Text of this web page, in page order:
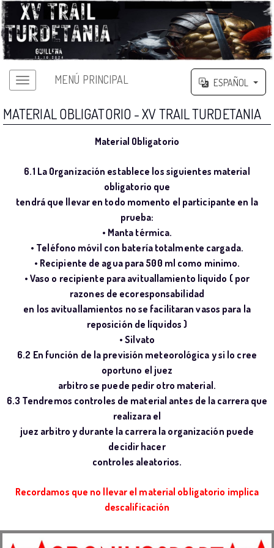
MENÚ PRINCIPAL ESPAÑOL
MATERIAL OBLIGATORIO - XV TRAIL TURDETANIA
Material Obligatorio
6.1 La Organización establece los siguientes material
obligatorio que
tendrá que llevar en todo momento el participante en la
prueba:
• Manta térmica.
• Teléfono móvil con batería totalmente cargada.
• Recipiente de agua para 500 ml como minimo.
• Vaso o recipiente para avituallamiento liquido ( por
razones de ecoresponsabilidad
en los avituallamientos no se facilitaran vasos para la
reposición de líquidos )
• Silvato
6.2 En función de la previsión meteorológica y si lo cree
oportuno el juez
arbitro se puede pedir otro material.
6.3 Tendremos controles de material antes de la carrera que
realizara el
juez arbitro y durante la carrera la organización puede
decidir hacer
controles aleatorios.
Recordamos que no llevar el material obligatorio implica
descalificación